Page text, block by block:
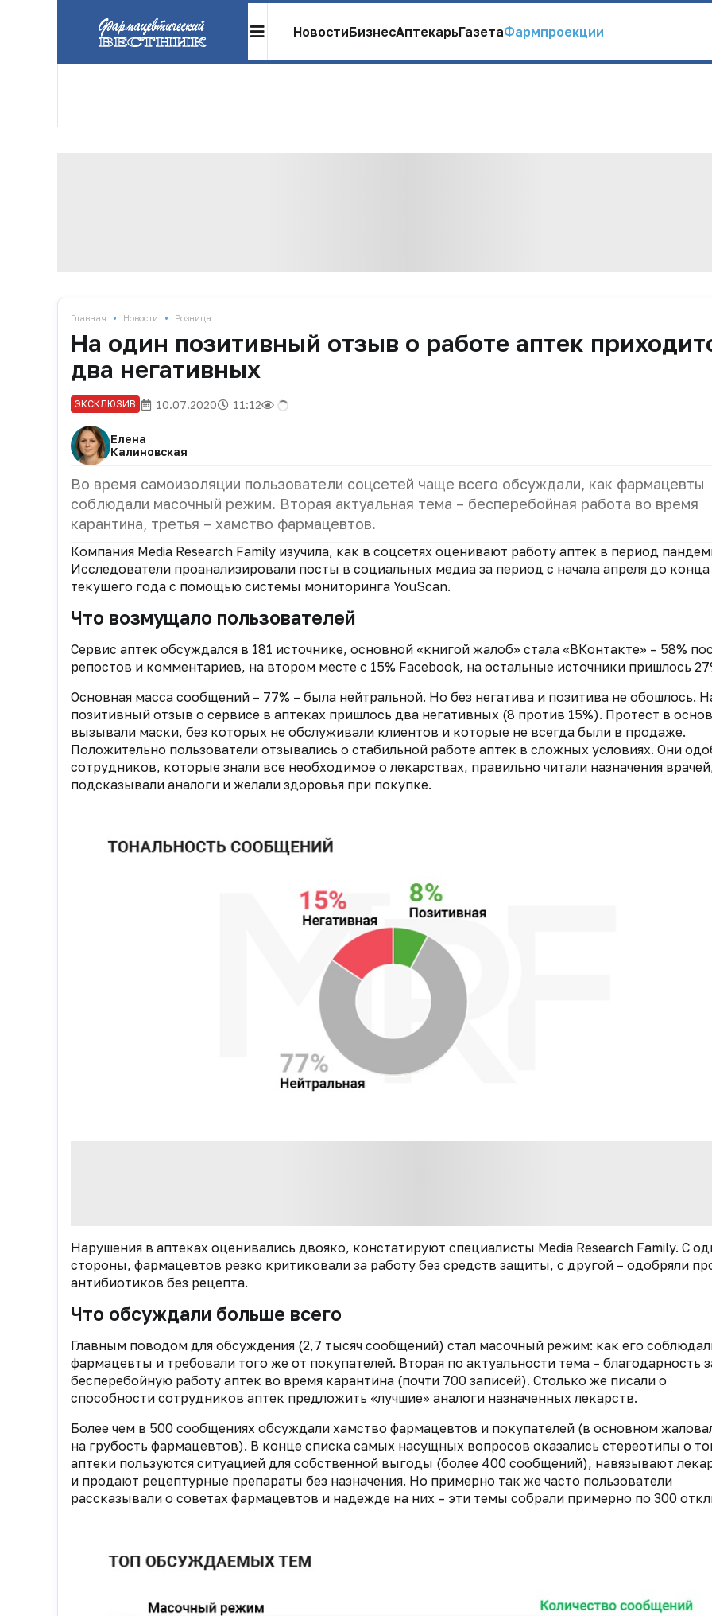
НовостиБизнесАптекарьГазетаФармпроекции
Главная • Новости • Розница
На один позитивный отзыв о работе аптек
два негативных
ЭКСКЛЮЗИВ 10.07.2020 11:12
Елена
Калиновская
Во время самоизоляции пользователи соцсетей чаще всего обсуждали, как фармацевты
соблюдали масочный режим. Вторая актуальная тема – бесперебойная работа во время
карантина, третья – хамство фармацевтов.
Компания Media Research Family изучила, как в соцсетях оценивают работу аптек в период
Исследователи проанализировали посты в социальных медиа за период с начала апреля до
текущего года с помощью системы мониторинга YouScan.
Что возмущало пользователей
Сервис аптек обсуждался в 181 источнике, основной «книгой жалоб» стала «ВКонтакте» – 58%
репостов и комментариев, на втором месте с 15% Facebook, на остальные источники пришлось
Основная масса сообщений – 77% – была нейтральной. Но без негатива и позитива не обошлось.
позитивный отзыв о сервисе в аптеках пришлось два негативных (8 против 15%). Протест в
вызывали маски, без которых не обслуживали клиентов и которые не всегда были в продаже.
Положительно пользователи отзывались о стабильной работе аптек в сложных условиях. Они
сотрудников, которые знали все необходимое о лекарствах, правильно читали назначения
подсказывали аналоги и желали здоровья при покупке.
Нарушения в аптеках оценивались двояко, констатируют специалисты Media Research Family. С
стороны, фармацевтов резко критиковали за работу без средств защиты, с другой – одобряли
антибиотиков без рецепта.
Что обсуждали больше всего
Главным поводом для обсуждения (2,7 тысяч сообщений) стал масочный режим: как его
фармацевты и требовали того же от покупателей. Вторая по актуальности тема – благодарность
бесперебойную работу аптек во время карантина (почти 700 записей). Столько же писали о
способности сотрудников аптек предложить «лучшие» аналоги назначенных лекарств.
Более чем в 500 сообщениях обсуждали хамство фармацевтов и покупателей (в основном
на грубость фармацевтов). В конце списка самых насущных вопросов оказались стереотипы о
аптеки пользуются ситуацией для собственной выгоды (более 400 сообщений), навязывают
и продают рецептурные препараты без назначения. Но примерно так же часто пользователи
рассказывали о советах фармацевтов и надежде на них – эти темы собрали примерно по 300